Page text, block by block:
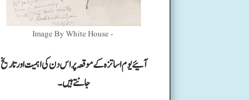
Image By White House -
آئیے یوم اساتزہ کے موقعہ پر اس دن کی اہمیت اور تاریخ
جانتے ہیں۔